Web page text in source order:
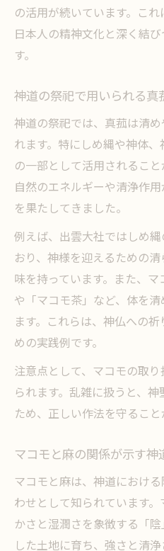
の活用が続いています。こ
日本人の精神文化と深く結
す。
神道の祭祀で用いられる真
神道の祭祀では、真菰は清
れます。特にしめ縄や神体
の一部として活用されるこ
自然のエネルギーや清浄作
を果たしてきました。
例えば、出雲大社ではしめ
おり、神様を迎えるための
味を持っています。また、マ
や「マコモ茶」など、体を
ます。これらは、神仏への
めの実践例です。
注意点として、マコモの取
られます。乱雑に扱うと、
ため、正しい作法を守ること
マコモと麻の関係が示す神
マコモと麻は、神道におけ
わせとして知られています
かさと湿潤さを象徴する「
した土地に育ち、強さと清